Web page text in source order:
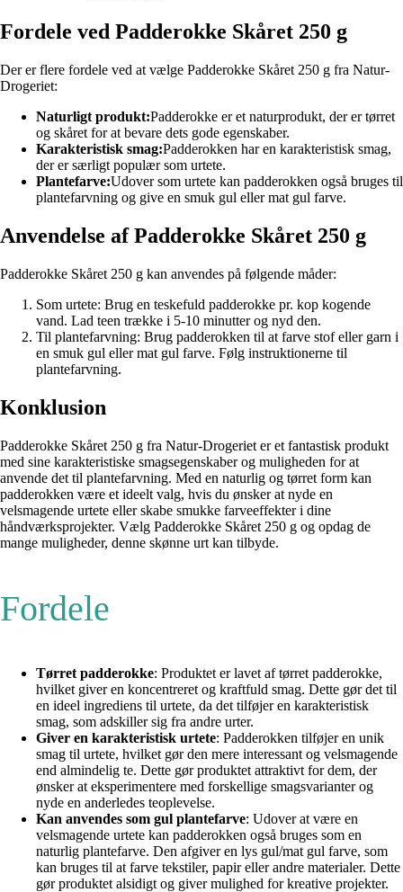
Fordele ved Padderokke Skåret 250 g
Der er flere fordele ved at vælge Padderokke Skåret 250 g fra Natur-
Drogeriet:
Naturligt produkt:Padderokke er et naturprodukt, der er tørret
og skåret for at bevare dets gode egenskaber.
Karakteristisk smag:Padderokken har en karakteristisk smag,
der er særligt populær som urtete.
Plantefarve:Udover som urtete kan padderokken også bruges til
plantefarvning og give en smuk gul eller mat gul farve.
Anvendelse af Padderokke Skåret 250 g
Padderokke Skåret 250 g kan anvendes på følgende måder:
Som urtete: Brug en teskefuld padderokke pr. kop kogende
vand. Lad teen trække i 5-10 minutter og nyd den.
Til plantefarvning: Brug padderokken til at farve stof eller garn i
en smuk gul eller mat gul farve. Følg instruktionerne til
plantefarvning.
Konklusion
Padderokke Skåret 250 g fra Natur-Drogeriet er et fantastisk produkt
med sine karakteristiske smagsegenskaber og muligheden for at
anvende det til plantefarvning. Med en naturlig og tørret form kan
padderokken være et ideelt valg, hvis du ønsker at nyde en
velsmagende urtete eller skabe smukke farveeffekter i dine
håndværksprojekter. Vælg Padderokke Skåret 250 g og opdag de
mange muligheder, denne skønne urt kan tilbyde.
Fordele
Tørret padderokke: Produktet er lavet af tørret padderokke,
hvilket giver en koncentreret og kraftfuld smag. Dette gør det til
en ideel ingrediens til urtete, da det tilføjer en karakteristisk
smag, som adskiller sig fra andre urter.
Giver en karakteristisk urtete: Padderokken tilføjer en unik
smag til urtete, hvilket gør den mere interessant og velsmagende
end almindelig te. Dette gør produktet attraktivt for dem, der
ønsker at eksperimentere med forskellige smagsvarianter og
nyde en anderledes teoplevelse.
Kan anvendes som gul plantefarve: Udover at være en
velsmagende urtete kan padderokken også bruges som en
naturlig plantefarve. Den afgiver en lys gul/mat gul farve, som
kan bruges til at farve tekstiler, papir eller andre materialer. Dette
gør produktet alsidigt og giver mulighed for kreative projekter.